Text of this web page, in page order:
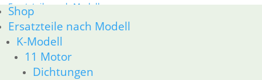
Shop
Ersatzteile nach Modell
K-Modell
11 Motor
Dichtungen
Ersatzteile nach Modell
K-Modell
11 Motor
Dichtungen